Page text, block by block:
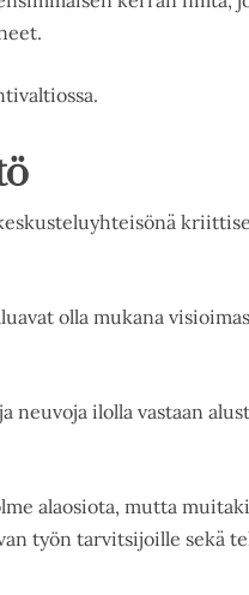
olla mukana
neuvoja ilolla vastaan
alaosiota, mutta
työn tarvitsijoille sekä